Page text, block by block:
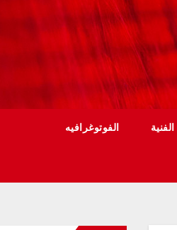
الفنية الفوتوغرافيه